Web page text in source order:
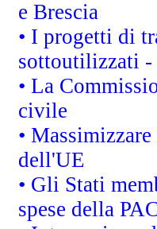
e Brescia
• I progetti di
sottoutilizzati -
• La
civile
•
dell'UE
• Gli Stati
spese della